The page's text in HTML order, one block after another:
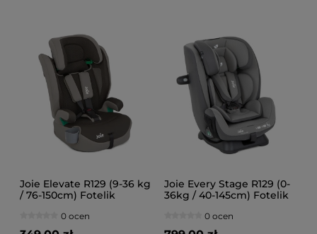
Joie Elevate R129 (9-36 kg
/ 76-150cm) Fotelik
0 ocen
Joie Every Stage R129 (0-
36kg / 40-145cm) Fotelik
0 ocen